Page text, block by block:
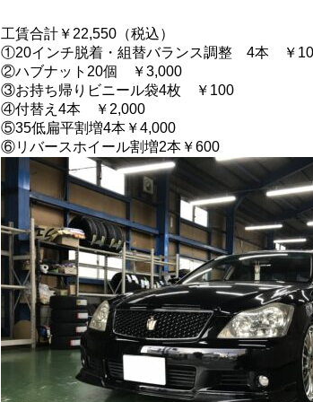
工賃合計￥22,550（税込）
①20インチ脱着・組替バランス調整 4本 ￥
②ハブナット20個 ￥3,000
③お持ち帰りビニール袋4枚 ￥100
④付替え4本 ￥2,000
⑤35低扁平割増4本￥4,000
⑥リバースホイール割増2本￥600